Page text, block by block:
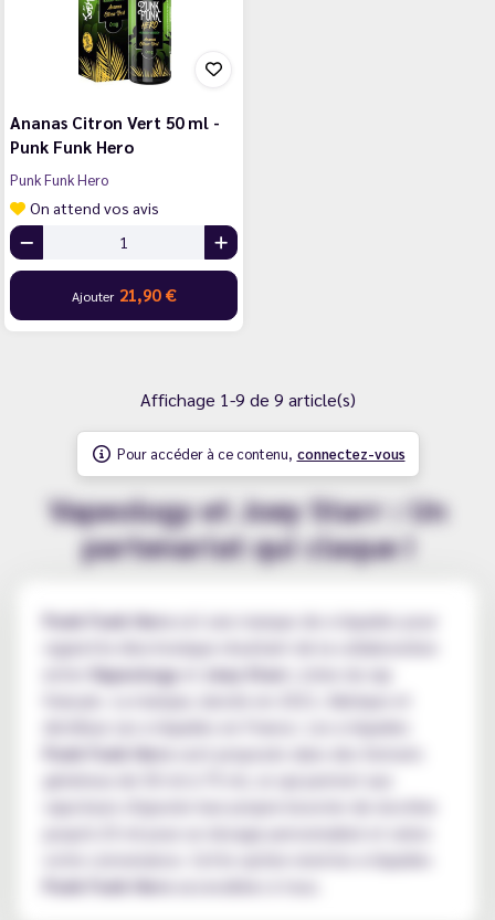
Ananas Citron Vert 50 ml -
Punk Funk Hero
Punk Funk Hero
On attend vos avis
Ajouter 21,90 €
Affichage 1-9 de 9 article(s)
Pour accéder à ce contenu, connectez-vous
Vapeology et Joey Starr : Un
partenariat qui claque !
Punk Funk Hero
est une marque de e-liquides pour
cigarette électronique résultant de la collaboration
Vapeology Joey Starr
français. La marque, lancée en 2021, fabrique et
Punk Funk Hero
sont proposés dans des formats
vapoteurs d'ajouter leur propre booster de nicotine
jusqu'à 25 ml pour un dosage personnalisé et selon
votre convenance. Cette option rend les e-liquides
Punk Funk Hero